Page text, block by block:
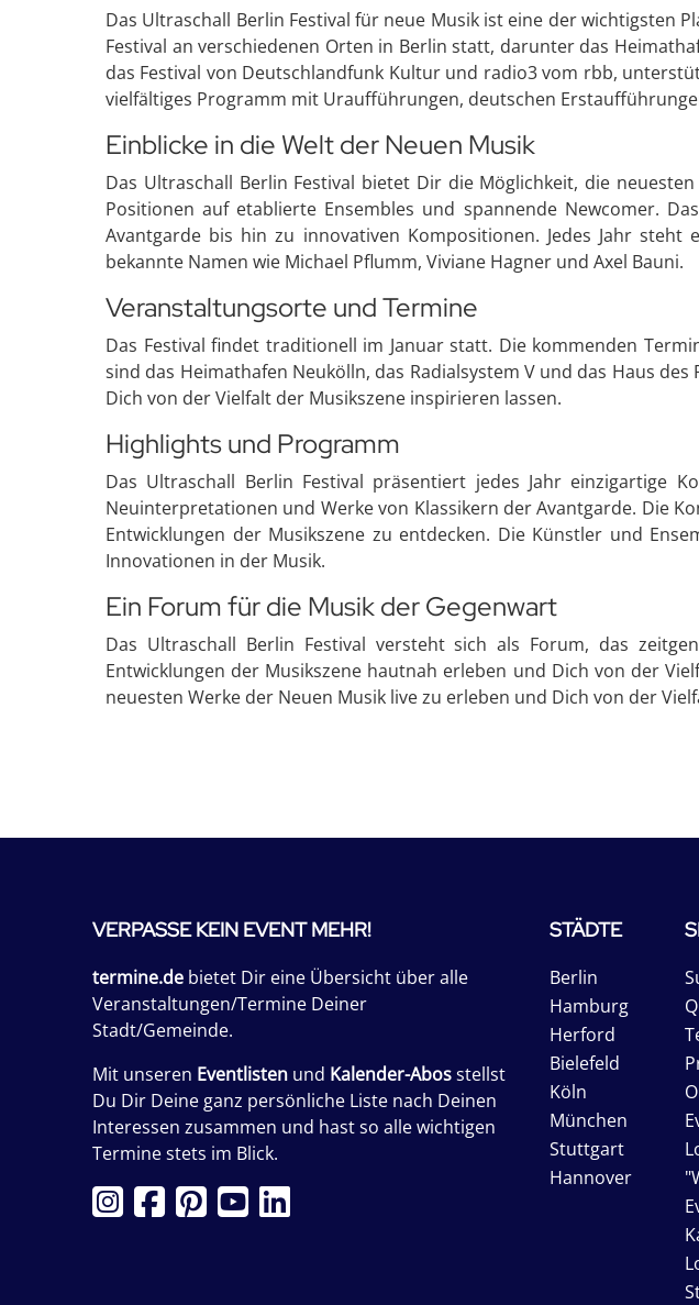
Das Ultraschall Berlin Festival für neue Musik ist eine der wichtigsten
Festival an verschiedenen Orten in Berlin statt, darunter das
das Festival von Deutschlandfunk Kultur und radio3 vom rbb,
vielfältiges Programm mit Uraufführungen, deutschen
Einblicke in die Welt der Neuen Musik
Das Ultraschall Berlin Festival bietet Dir die Möglichkeit, die
Positionen auf etablierte Ensembles und spannende Newcomer.
Avantgarde bis hin zu innovativen Kompositionen. Jedes Jahr
bekannte Namen wie Michael Pflumm, Viviane Hagner und Axel Bauni.
Veranstaltungsorte und Termine
Das Festival findet traditionell im Januar statt. Die kommenden
sind das Heimathafen Neukölln, das Radialsystem V und das Haus
Dich von der Vielfalt der Musikszene inspirieren lassen.
Highlights und Programm
Das Ultraschall Berlin Festival präsentiert jedes Jahr einzigartige
Neuinterpretationen und Werke von Klassikern der Avantgarde. Die
Entwicklungen der Musikszene zu entdecken. Die Künstler und
Innovationen in der Musik.
Ein Forum für die Musik der Gegenwart
Das Ultraschall Berlin Festival versteht sich als Forum, das
Entwicklungen der Musikszene hautnah erleben und Dich von der
neuesten Werke der Neuen Musik live zu erleben und Dich von der
VERPASSE KEIN EVENT MEHR!
termine.de bietet Dir eine Übersicht über alle
Veranstaltungen/Termine Deiner
Stadt/Gemeinde.
Mit unseren Eventlisten und Kalender-Abosstellst
Du Dir Deine ganz persönliche Liste nach Deinen
Interessen zusammen und hast so alle wichtigen
Termine stets im Blick.
STÄDTE
Berlin
Hamburg
Herford
Bielefeld
Köln
München
Stuttgart
Hannover